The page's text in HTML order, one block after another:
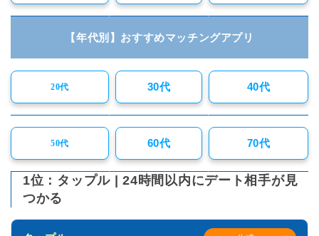
【年代別】おすすめマッチングアプリ
20代 30代 40代
50代 60代 70代
1位：タップル | 24時間以内にデート相手が見
つかる